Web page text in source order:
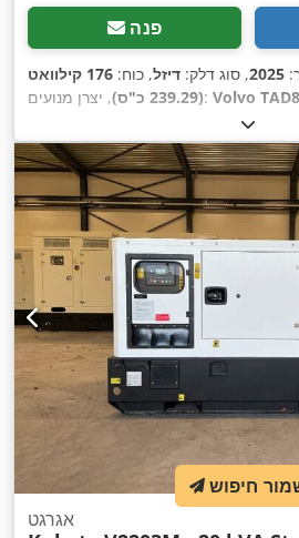
פנה
2025, סוג דלק: דיזל, כוח:
176 קילוואט
(239.29 כ"ס), יצרן מנועים: Volvo
אגרגט
חיפוש